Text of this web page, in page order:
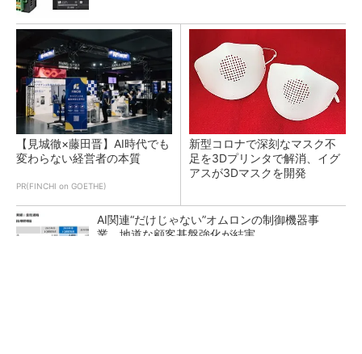
【見城徹×藤田晋】AI時代でも
変わらない経営者の本質
PR(FINCHI on GOETHE)
新型コロナで深刻なマスク不
足を3Dプリンタで解消、イグ
アスが3Dマスクを開発
AI関連“だけじゃない”オムロンの制御機器事
業、地道な顧客基盤強化が結実